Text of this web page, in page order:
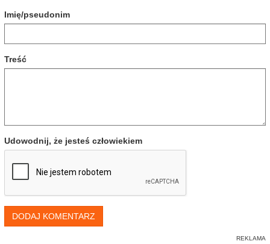
Imię/pseudonim
Treść
Udowodnij, że jesteś człowiekiem
DODAJ KOMENTARZ